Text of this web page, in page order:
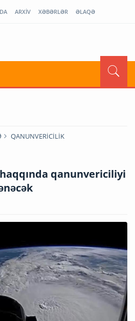
ARXİV XƏBƏRLƏR ƏLAQƏ
QANUNVERİCİLİK
qanunvericiliyi